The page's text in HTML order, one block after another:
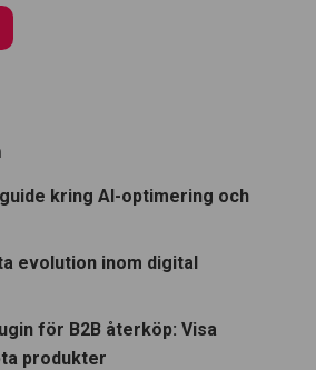
kring AI-optimering och
evolution inom digital
för B2B återköp: Visa
produkter